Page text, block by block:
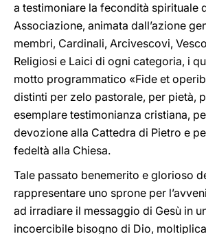
a testimoniare la fecondità spirituale
Associazione, animata dall’azione
membri, Cardinali, Arcivescovi,
Religiosi e Laici di ogni categoria, i
motto programmatico «Fide et
distinti per zelo pastorale, per pietà,
esemplare testimonianza cristiana,
devozione alla Cattedra di Pietro e
fedeltà alla Chiesa.
Tale passato benemerito e glorioso
rappresentare uno sprone per
ad irradiare il messaggio di Gesù in
incoercibile bisogno di Dio,